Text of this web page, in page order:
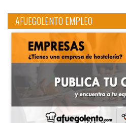
AFUEGOLENTO EMPLEO